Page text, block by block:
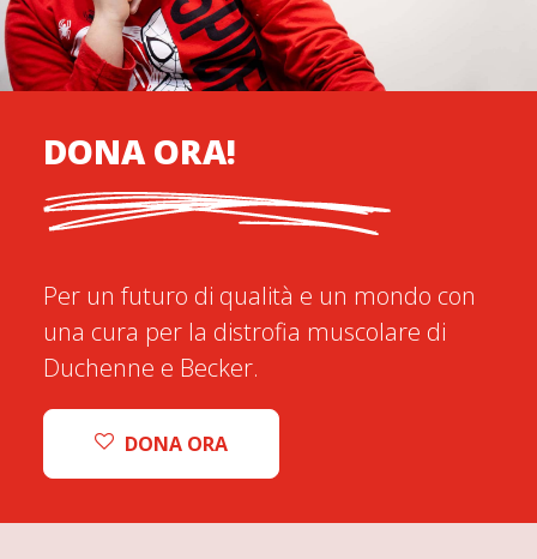
DONA ORA!
Per un futuro di qualità e un mondo con
una cura per la distrofia muscolare di
Duchenne e Becker.
DONA ORA